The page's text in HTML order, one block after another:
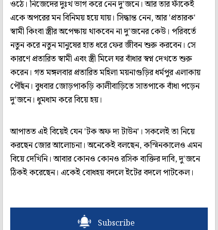
ওঠে। নিজেদের দুঃখ ভাগ করে নেন দু'জনে। আর তার ফাঁকেই
একে অপরের মন বিনিময় হয়ে যায়। সিদ্ধান্ত নেন, আর 'প্রতারক'
স্বামী কিংবা স্ত্রীর অপেক্ষায় থাকবেন না দু'জনের কেউ। পরিবর্তে
নতুন করে নতুন মানুষের হাত ধরে ফের জীবন শুরু করবেন। সে
কারণে প্রতারিত স্বামী এবং স্ত্রী মিলে ঘর বাঁধার স্বপ্ন দেখতে শুরু
করেন। গত মঙ্গলবার প্রতারিত মহিলা ময়নাগুড়ির ধর্মপুর এলাকায়
পৌঁছন। বুধবার জোড়পাকড়ি কালীবাড়িতে সাতপাকে বাঁধা পড়েন
দু'জনে। ধুমধাম করে বিয়ে হয়।
আপাতত এই বিয়েই যেন 'টক অফ দ্য টাউন'। সকলেই তা নিয়ে
করছেন জোর আলোচনা। অনেকেই বলছেন, কস্মিনকালেও এমন
বিয়ে দেখিনি। আবার কোনও কোনও রসিক ব্যক্তির দাবি, দু'জনে
ঠিকই করেছেন। একেই বোধহয় বদলে ইটের বদলে পাটকেল।
Subscribe